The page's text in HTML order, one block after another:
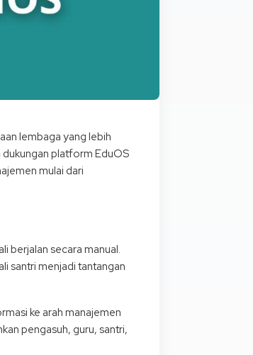
lembaga yang lebih
dukungan platform EduOS
mulai dari
berjalan secara manual.
santri menjadi tantangan
ke arah manajemen
pengasuh, guru, santri,